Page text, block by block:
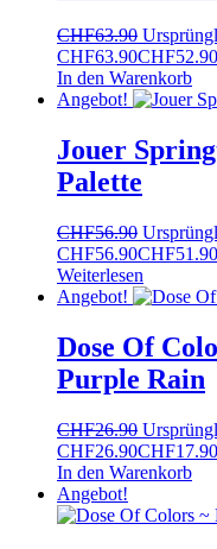
CHF63.90
CHF63.90CHF52.90
In den Warenkorb
Angebot!
Jouer
Palette
CHF56.90
CHF56.90CHF51.90
Weiterlesen
Angebot!
Dose Of
Purple Rain
CHF26.90
CHF26.90CHF17.90
In den Warenkorb
Angebot!